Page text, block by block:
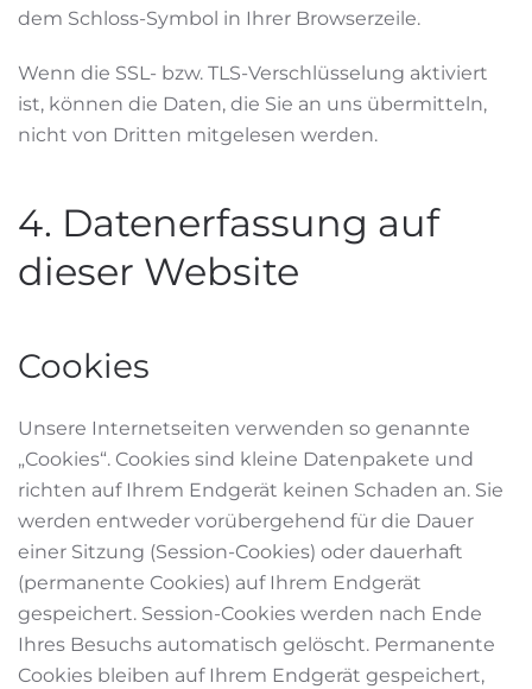
dem Schloss-Symbol in Ihrer Browserzeile.
Wenn die SSL- bzw. TLS-Verschlüsselung aktiviert
ist, können die Daten, die Sie an uns übermitteln,
nicht von Dritten mitgelesen werden.
4. Datenerfassung auf
dieser Website
Cookies
Unsere Internetseiten verwenden so genannte
„Cookies“. Cookies sind kleine Datenpakete und
richten auf Ihrem Endgerät keinen Schaden an. Sie
werden entweder vorübergehend für die Dauer
einer Sitzung (Session-Cookies) oder dauerhaft
(permanente Cookies) auf Ihrem Endgerät
gespeichert. Session-Cookies werden nach Ende
Ihres Besuchs automatisch gelöscht. Permanente
Cookies bleiben auf Ihrem Endgerät gespeichert,